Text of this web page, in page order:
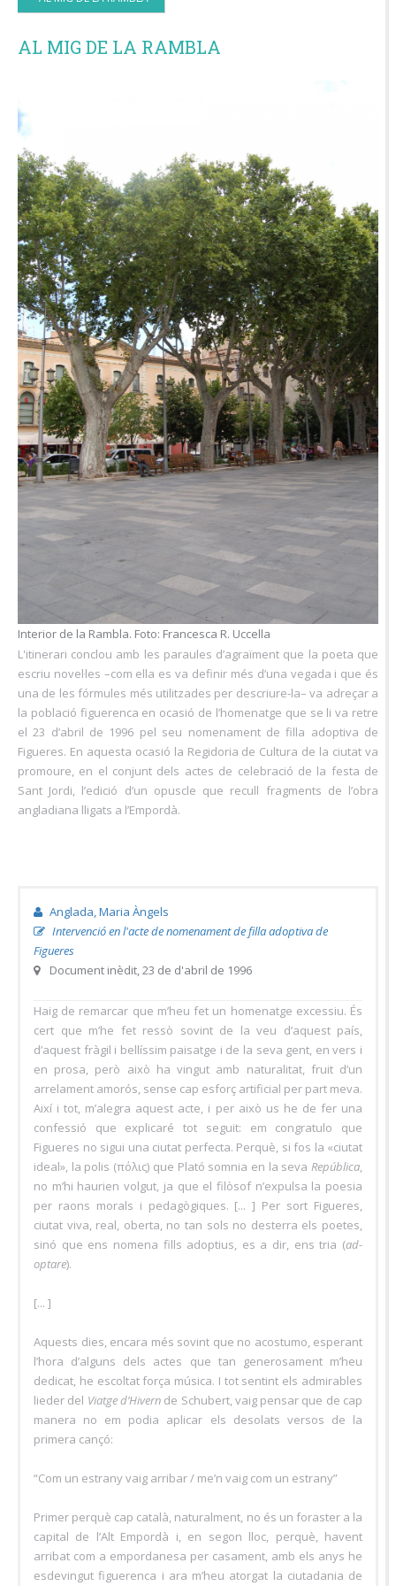
AL MIG DE LA RAMBLA
Interior de la Rambla. Foto: Francesca R. Uccella
L'itinerari conclou amb les paraules d’agraïment que la poeta que
escriu novel·les –com ella es va definir més d’una vegada i que és
una de les fórmules més utilitzades per descriure-la– va adreçar a
la població figuerenca en ocasió de l’homenatge que se li va retre
el 23 d’abril de 1996 pel seu nomenament de filla adoptiva de
Figueres. En aquesta ocasió la Regidoria de Cultura de la ciutat va
promoure, en el conjunt dels actes de celebració de la festa de
Sant Jordi, l’edició d’un opuscle que recull fragments de l’obra
angladiana lligats a l’Empordà.
Anglada, Maria Àngels
Intervenció en l'acte de nomenament de filla adoptiva de
Figueres
Document inèdit, 23 de d'abril de 1996
Haig de remarcar que m’heu fet un homenatge excessiu. És
cert que m’he fet ressò sovint de la veu d’aquest país,
d’aquest fràgil i bellíssim paisatge i de la seva gent, en vers i
en prosa, però això ha vingut amb naturalitat, fruit d’un
arrelament amorós, sense cap esforç artificial per part meva.
Així i tot, m’alegra aquest acte, i per això us he de fer una
confessió que explicaré tot seguit: em congratulo que
Figueres no sigui una ciutat perfecta. Perquè, si fos la «ciutat
ideal», la polis (πόλις) que Plató somnia en la seva República,
no m’hi haurien volgut, ja que el filòsof n’expulsa la poesia
per raons morals i pedagògiques. [... ] Per sort Figueres,
ciutat viva, real, oberta, no tan sols no desterra els poetes,
sinó que ens nomena fills adoptius, es a dir, ens tria (ad-
optare).
[... ]
Aquests dies, encara més sovint que no acostumo, esperant
l’hora d’alguns dels actes que tan generosament m’heu
dedicat, he escoltat força música. I tot sentint els admirables
lieder del Viatge d’Hivernde Schubert, vaig pensar que de cap
manera no em podia aplicar els desolats versos de la
primera cançó:
“Com un estrany vaig arribar / me’n vaig com un estrany”
Primer perquè cap català, naturalment, no és un foraster a la
capital de l’Alt Empordà i, en segon lloc, perquè, havent
arribat com a empordanesa per casament, amb els anys he
esdevingut figuerenca i ara m’heu atorgat la ciutadania de